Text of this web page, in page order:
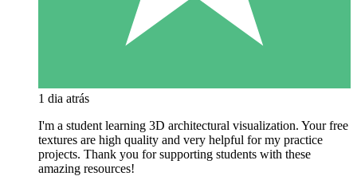
1 dia atrás
I'm a student learning 3D architectural visualization. Your free
textures are high quality and very helpful for my practice
projects. Thank you for supporting students with these
amazing resources!